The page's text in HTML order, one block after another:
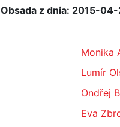
Obsada z dnia: 2015-
Monika
Lumír
Ondřej
Eva